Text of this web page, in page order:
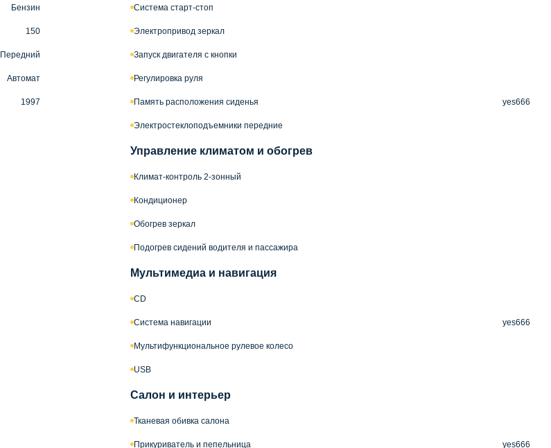
Бензин
150
Передний
Автомат
1997
Система старт-стоп
Электропривод зеркал
Запуск двигателя с кнопки
Регулировка руля
Память расположения сиденья yes666
Электростеклоподъемники передние
Управление климатом и обогрев
Климат-контроль 2-зонный
Кондиционер
Обогрев зеркал
Подогрев сидений водителя и пассажира
Мультимедиа и навигация
CD
Система навигации yes666
Мультифункциональное рулевое колесо
USB
Салон и интерьер
Тканевая обивка салона
Прикуриватель и пепельница yes666